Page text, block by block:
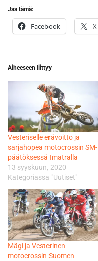
Jaa tämä:
Facebook X
Aiheeseen liittyy
Vesteriselle erävoitto ja
sarjahopea motocrossin SM-
päätöksessä Imatralla
13 syyskuun, 2020
Kategoriassa "Uutiset"
Mägi ja Vesterinen
motocrossin Suomen